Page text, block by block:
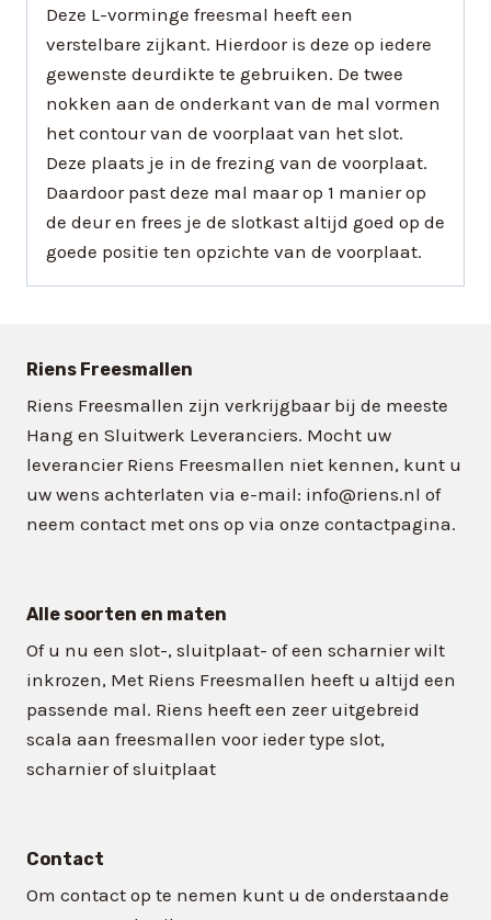
Deze L-vorminge freesmal heeft een
verstelbare zijkant. Hierdoor is deze op iedere
gewenste deurdikte te gebruiken. De twee
nokken aan de onderkant van de mal vormen
het contour van de voorplaat van het slot.
Deze plaats je in de frezing van de voorplaat.
Daardoor past deze mal maar op 1 manier op
de deur en frees je de slotkast altijd goed op de
goede positie ten opzichte van de voorplaat.
Riens Freesmallen
Riens Freesmallen zijn verkrijgbaar bij de meeste
Hang en Sluitwerk Leveranciers. Mocht uw
leverancier Riens Freesmallen niet kennen, kunt u
uw wens achterlaten via e-mail: info@riens.nl of
neem contact met ons op via onze contactpagina.
Alle soorten en maten
Of u nu een slot-, sluitplaat- of een scharnier wilt
inkrozen, Met Riens Freesmallen heeft u altijd een
passende mal. Riens heeft een zeer uitgebreid
scala aan freesmallen voor ieder type slot,
scharnier of sluitplaat
Contact
Om contact op te nemen kunt u de onderstaande